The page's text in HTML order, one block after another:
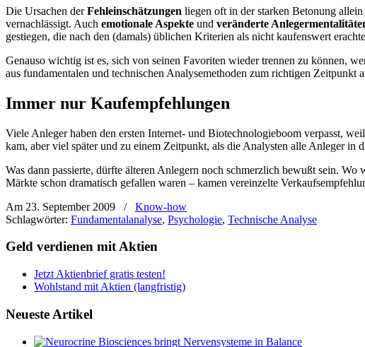
Die Ursachen derFehleinschätzungen liegen oft in der starken Betonung
vernachlässigt. Auch emotionale Aspekte und veränderte
gestiegen, die nach den (damals) üblichen Kriterien als nicht kaufenswert
Genauso wichtig ist es, sich von seinen Favoriten wieder trennen zu können,
aus fundamentalen und technischen Analysemethoden zum richtigen Zeitpunkt
Immer nur Kaufempfehlungen
Viele Anleger haben den ersten Internet- und Biotechnologieboom verpasst,
kam, aber viel später und zu einem Zeitpunkt, als die Analysten alle Anleger in
Was dann passierte, dürfte älteren Anlegern noch schmerzlich bewußt sein.
Märkte schon dramatisch gefallen waren – kamen vereinzelte
Am 23. September 2009
/
Know-how
Schlagwörter: Fundamentalanalyse, Psychologie, Technische Analyse
Geld verdienen mit Aktien
Jetzt Aktienbrief gratis testen!
Wohlstand mit Aktien (langfristig)
Neueste Artikel